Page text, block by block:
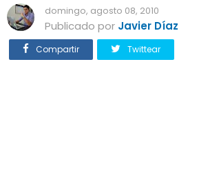
r
u
n
N
domingo, agosto 08, 2010
Publicado por Javier Díaz
Compartir Twittear